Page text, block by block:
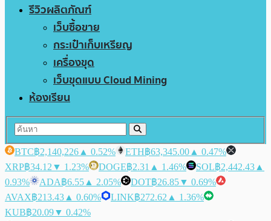
รีวิวผลิตภัณฑ์
เว็บซื้อขาย
กระเป๋าเก็บเหรียญ
เครื่องขุด
เว็บขุดแบบ Cloud Mining
ห้องเรียน
BTC฿2,140,226 ▲ 0.52% ETH฿63,345.00 ▲ 0.47%
XRP฿34.12 ▼ 1.23% DOGE฿2.31 ▲ 1.46% SOL฿2,442.43 ▲
0.93%
ADA฿6.55 ▲ 2.05% DOT฿26.85▼ 0.69%
AVAX฿213.43 ▲ 0.60% LINK฿272.62 ▲ 1.36%
KUB฿20.09▼ 0.42%